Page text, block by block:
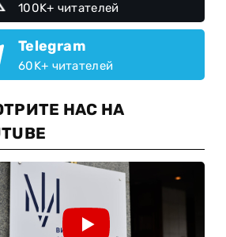
100K+ читателей
Telegram
60K+ читателей
НАС НА